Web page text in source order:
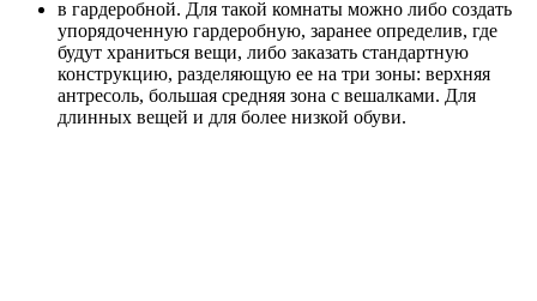
в гардеробной. Для такой комнаты можно либо создать
упорядоченную гардеробную, заранее определив, где
будут храниться вещи, либо заказать стандартную
конструкцию, разделяющую ее на три зоны: верхняя
антресоль, большая средняя зона с вешалками. Для
длинных вещей и для более низкой обуви.